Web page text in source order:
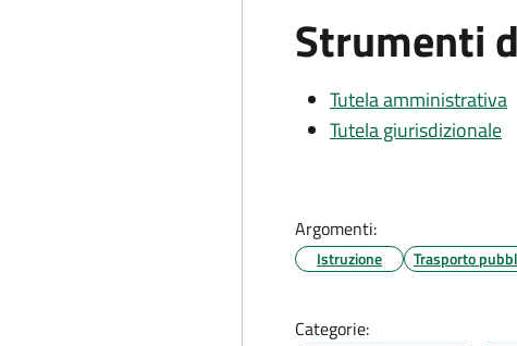
Strumenti
Tutela amministrativa
Tutela giurisdizionale
Argomenti:
Istruzione Trasporto
Categorie: